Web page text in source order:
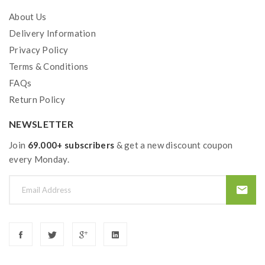
Geschmacksprofil
Herstellungsland
China
Produkt
Einweg E-Zigarette
Inhalt
Züge
ca. 600 Züge
Geschmack
Mesh
About Us
Delivery Information
Privacy Policy
Terms & Conditions
FAQs
Return Policy
NEWSLETTER
Join 69.000+ subscribers & get a new discount coupon
every Monday.